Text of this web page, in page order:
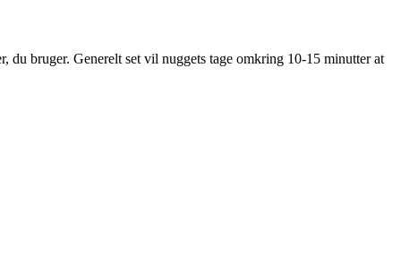
bruger. Generelt set vil nuggets tage omkring 10-15 minutter at